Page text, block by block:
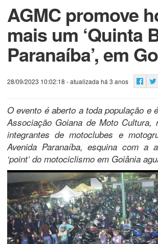
AGMC promove
mais um ‘Quinta
Paranaíba’, em
28/09/2023 10:02:18 - atualizada há 3 anos
O evento é aberto a toda população e
Associação Goiana de Moto Cultura,
integrantes de motoclubes e
Avenida Paranaíba, esquina com a
‘point’ do motociclismo em Goiânia